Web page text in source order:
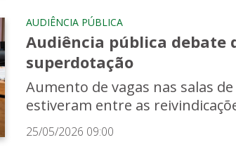
AUDIÊNCIA PÚBLICA
Audiência pública debate
superdotação
Aumento de vagas nas salas
estiveram entre as
25/05/2026 09:00